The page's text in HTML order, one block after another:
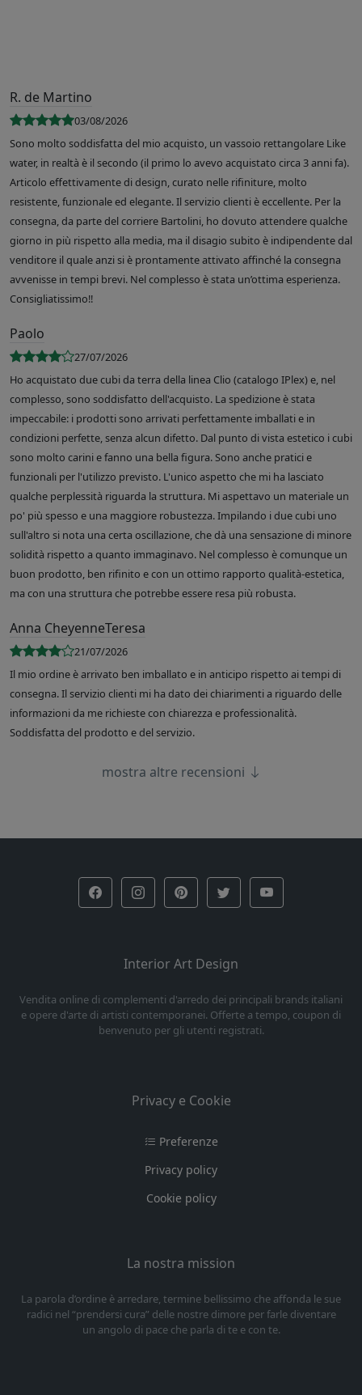
R. de Martino
03/08/2026
Sono molto soddisfatta del mio acquisto, un vassoio rettangolare Like
water, in realtà è il secondo (il primo lo avevo acquistato circa 3 anni fa).
Articolo effettivamente di design, curato nelle rifiniture, molto
resistente, funzionale ed elegante. Il servizio clienti è eccellente. Per la
consegna, da parte del corriere Bartolini, ho dovuto attendere qualche
giorno in più rispetto alla media, ma il disagio subito è indipendente dal
venditore il quale anzi si è prontamente attivato affinché la consegna
avvenisse in tempi brevi. Nel complesso è stata un’ottima esperienza.
Consigliatissimo!!
Paolo
27/07/2026
Ho acquistato due cubi da terra della linea Clio (catalogo IPlex) e, nel
complesso, sono soddisfatto dell'acquisto. La spedizione è stata
impeccabile: i prodotti sono arrivati perfettamente imballati e in
condizioni perfette, senza alcun difetto. Dal punto di vista estetico i cubi
sono molto carini e fanno una bella figura. Sono anche pratici e
funzionali per l'utilizzo previsto. L'unico aspetto che mi ha lasciato
qualche perplessità riguarda la struttura. Mi aspettavo un materiale un
po' più spesso e una maggiore robustezza. Impilando i due cubi uno
sull'altro si nota una certa oscillazione, che dà una sensazione di minore
solidità rispetto a quanto immaginavo. Nel complesso è comunque un
buon prodotto, ben rifinito e con un ottimo rapporto qualità-estetica,
ma con una struttura che potrebbe essere resa più robusta.
Anna CheyenneTeresa
21/07/2026
Il mio ordine è arrivato ben imballato e in anticipo rispetto ai tempi di
consegna. Il servizio clienti mi ha dato dei chiarimenti a riguardo delle
informazioni da me richieste con chiarezza e professionalità.
Soddisfatta del prodotto e del servizio.
mostra altre recensioni
Interior Art Design
Vendita online di complementi d'arredo dei principali brands italiani
e opere d'arte di artisti contemporanei. Offerte a tempo, coupon di
benvenuto per gli utenti registrati.
Privacy e Cookie
Preferenze
Privacy policy
Cookie policy
La nostra mission
La parola d’ordine è arredare, termine bellissimo che affonda le sue
radici nel “prendersi cura” delle nostre dimore per farle diventare
un angolo di pace che parla di te e con te.